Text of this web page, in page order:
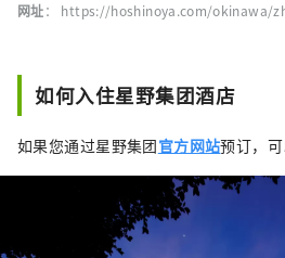
网址： https://hoshinoya.com/okinawa/
如何入住星野集团酒店
如果您通过星野集团官方网站预订，可